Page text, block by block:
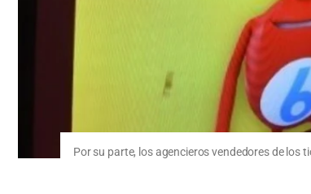
Por su parte, los agencieros vendedores de los